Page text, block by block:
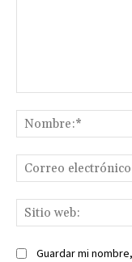
Guardar mi